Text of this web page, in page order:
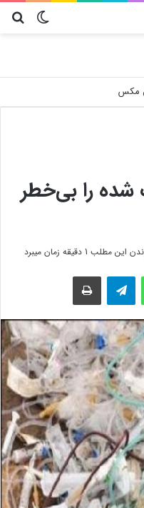
تغییر
مکس
را بی‌خطر
مطلب 1 دقیقه زمان میبرد
واتس آپ